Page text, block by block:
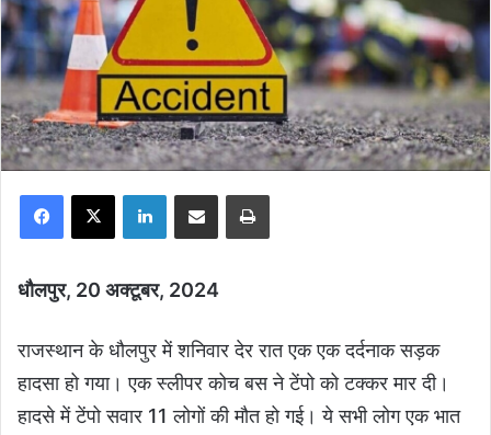
Facebook
X LinkedInShare via Email Print
धौलपुर, 20 अक्टूबर, 2024
राजस्थान के धौलपुर में शनिवार देर रात एक एक दर्दनाक सड़क
हादसा हो गया। एक स्लीपर कोच बस ने टेंपो को टक्कर मार दी।
हादसे में टेंपो सवार 11 लोगों की मौत हो गई। ये सभी लोग एक भात